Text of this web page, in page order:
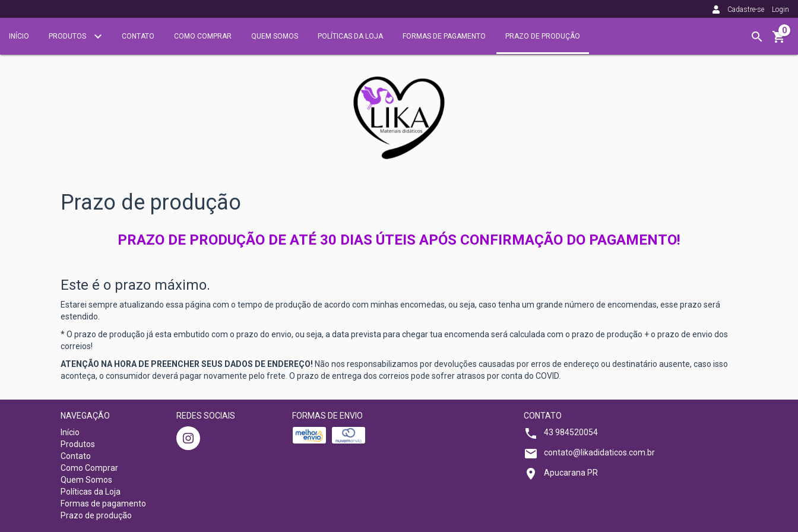
Cadastre-se Login
INÍCIO PRODUTOS CONTATO COMO COMPRAR QUEM SOMOS POLÍTICAS DA LOJA FORMAS DE PAGAMENTO PRAZO DE PRODUÇÃO
0
Prazo de produção
PRAZO DE PRODUÇÃO DE ATÉ 30 DIAS ÚTEIS APÓS CONFIRMAÇÃO DO PAGAMENTO!
Este é o prazo máximo.
Estarei sempre atualizando essa página com o tempo de produção de acordo com minhas encomedas, ou seja, caso tenha um grande número de encomendas, esse prazo será
estendido.
* O prazo de produção já esta embutido com o prazo do envio, ou seja, a data prevista para chegar tua encomenda será calculada com o prazo de produção + o prazo de envio dos
correios!
ATENÇÃO NA HORA DE PREENCHER SEUS DADOS DE ENDEREÇO! Não nos responsabilizamos por devoluções causadas por erros de endereço ou destinatário ausente, caso isso
aconteça, o consumidor deverá pagar novamente pelo frete. O prazo de entrega dos correios pode sofrer atrasos por conta do COVID.
NAVEGAÇÃO
Início
Produtos
Contato
Como Comprar
Quem Somos
Políticas da Loja
Formas de pagamento
Prazo de produção
REDES SOCIAIS FORMAS DE ENVIO
CONTATO
43 984520054
contato@likadidaticos.com.br
Apucarana PR